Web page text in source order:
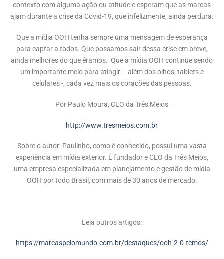
contexto com alguma ação ou atitude e esperam que as marcas
ajam durante a crise da Covid-19, que infelizmente, ainda perdura.
Que a mídia OOH tenha sempre uma mensagem de esperança
para captar a todos. Que possamos sair dessa crise em breve,
ainda melhores do que éramos. Que a mídia OOH continue sendo
um importante meio para atingir – além dos olhos, tablets e
celulares -, cada vez mais os corações das pessoas.
Por Paulo Moura, CEO da Três Meios
http://www.tresmeios.com.br
Sobre o autor: Paulinho, como é conhecido, possui uma vasta
experiência em mídia exterior. É fundador e CEO da Três Meios,
uma empresa especializada em planejamento e gestão de mídia
OOH por todo Brasil, com mais de 30 anos de mercado.
Leia outros artigos:
https://marcaspelomundo.com.br/destaques/ooh-2-0-temos/